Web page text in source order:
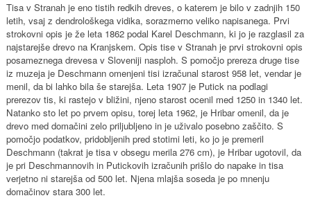
Tisa v Stranah je eno tistih redkih dreves, o katerem je bilo v zadnjih 150
letih, vsaj z dendrološkega vidika, sorazmerno veliko napisanega. Prvi
strokovni opis je že leta 1862 podal Karel Deschmann, ki jo je razglasil za
najstarejše drevo na Kranjskem. Opis tise v Stranah je prvi strokovni opis
posameznega drevesa v Sloveniji nasploh. S pomočjo prereza druge tise
iz muzeja je Deschmann omenjeni tisi izračunal starost 958 let, vendar je
menil, da bi lahko bila še starejša. Leta 1907 je Putick na podlagi
prerezov tis, ki rastejo v bližini, njeno starost ocenil med 1250 in 1340 let.
Natanko sto let po prvem opisu, torej leta 1962, je Hribar omenil, da je
drevo med domačini zelo priljubljeno in je uživalo posebno zaščito. S
pomočjo podatkov, pridobljenih pred stotimi leti, ko jo je premeril
Deschmann (takrat je tisa v obsegu merila 276 cm), je Hribar ugotovil, da
je pri Deschmannovih in Putickovih izračunih prišlo do napake in tisa
verjetno ni starejša od 500 let. Njena mlajša soseda je po mnenju
domačinov stara 300 let.